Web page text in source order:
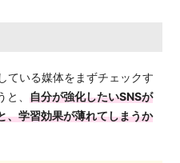
ている媒体をまずチェックす
と、自分が強化したいSNSが
、学習効果が薄れてしまうか